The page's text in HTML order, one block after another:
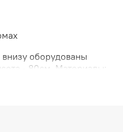
оборудованы
- 80см. Материалы: